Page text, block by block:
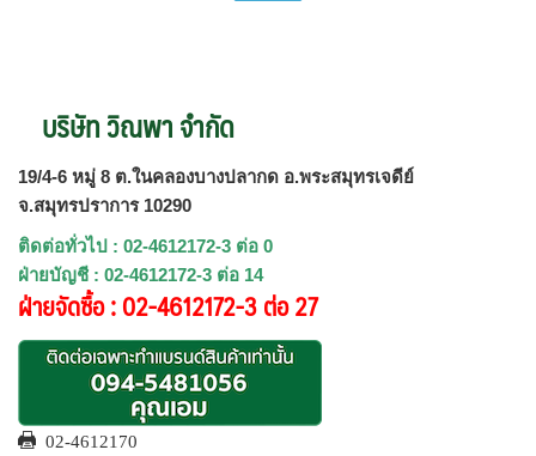
บริษัท วิณพา จำกัด
19/4-6 หมู่ 8 ต.ในคลองบางปลากด อ.พระสมุทรเจดีย์
จ.สมุทรปราการ 10290
ติดต่อทั่วไป : 02-4612172-3 ต่อ 0
ฝ่ายบัญชี : 02-4612172-3 ต่อ 14
ฝ่ายจัดซื้อ : 02-4612172-3 ต่อ 27
02-4612170